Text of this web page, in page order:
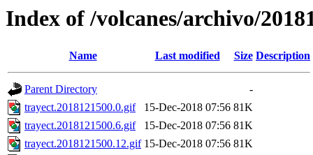
Index of /volcanes/archivo/
Name Last modified Size Description
Parent Directory
-
trayect.2018121500.0.gif
15-Dec-2018 07:56 81K
trayect.2018121500.6.gif
15-Dec-2018 07:56 81K
trayect.2018121500.12.gif 15-Dec-2018 07:56 81K